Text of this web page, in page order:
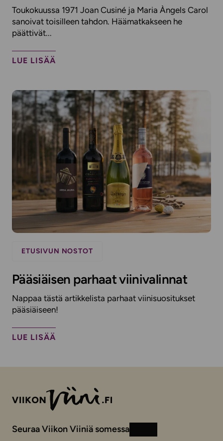
Toukokuussa 1971 Joan Cusiné ja Maria Àngels Carol
sanoivat toisilleen tahdon. Häämatkakseen he
päättivät...
LUE LISÄÄ
ETUSIVUN NOSTOT
Pääsiäisen parhaat viinivalinnat
Nappaa tästä artikkelista parhaat viinisuositukset
pääsiäiseen!
LUE LISÄÄ
Seuraa Viikon Viiniä somessa